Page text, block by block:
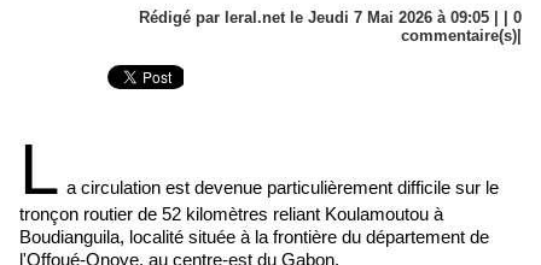
Rédigé par leral.net le Jeudi 7 Mai 2026 à 09:05 | | 0
commentaire(s)|
L a circulation est devenue particulièrement difficile sur le
tronçon routier de 52 kilomètres reliant Koulamoutou à
Boudianguila, localité située à la frontière du département de
l'Offoué-Onoye, au centre-est du Gabon.